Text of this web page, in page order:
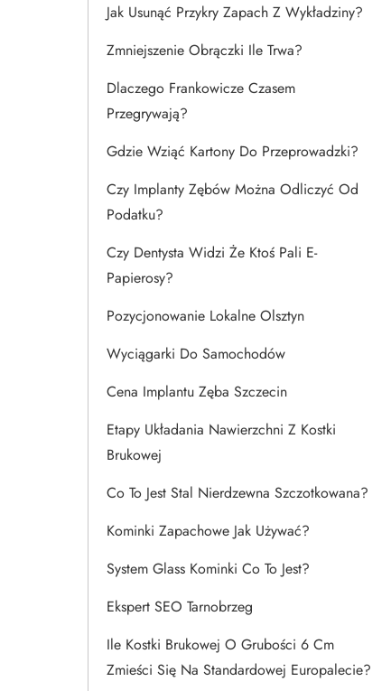
Jak Usunąć Przykry Zapach Z Wykładziny?
Zmniejszenie Obrączki Ile Trwa?
Dlaczego Frankowicze Czasem
Przegrywają?
Gdzie Wziąć Kartony Do Przeprowadzki?
Czy Implanty Zębów Można Odliczyć Od
Podatku?
Czy Dentysta Widzi Że Ktoś Pali E-
Papierosy?
Pozycjonowanie Lokalne Olsztyn
Wyciągarki Do Samochodów
Cena Implantu Zęba Szczecin
Etapy Układania Nawierzchni Z Kostki
Brukowej
Co To Jest Stal Nierdzewna Szczotkowana?
Kominki Zapachowe Jak Używać?
System Glass Kominki Co To Jest?
Ekspert SEO Tarnobrzeg
Ile Kostki Brukowej O Grubości 6 Cm
Zmieści Się Na Standardowej Europalecie?